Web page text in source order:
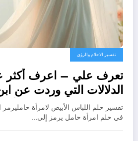
تفسير الاحلام والرؤى
تعرف علي – اعرف أكثر
الدلالات التي وردت عن
لتفسير حلم الفستان
بالتفصيل
تفسير حلم اللباس الأبيض لامرأة حامليرمز
في حلم امرأة حامل يرمز إلى…